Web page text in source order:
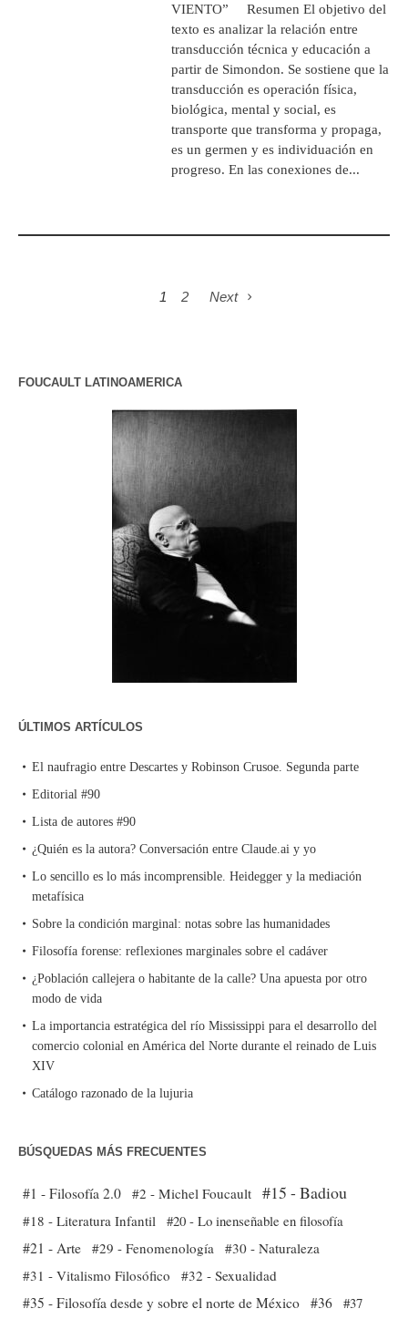
VIENTO” Resumen El objetivo del
texto es analizar la relación entre
transducción técnica y educación a
partir de Simondon. Se sostiene que la
transducción es operación física,
biológica, mental y social, es
transporte que transforma y propaga,
es un germen y es individuación en
progreso. En las conexiones de...
1 2 Next
FOUCAULT LATINOAMERICA
ÚLTIMOS ARTÍCULOS
El naufragio entre Descartes y Robinson Crusoe. Segunda parte
Editorial #90
Lista de autores #90
¿Quién es la autora? Conversación entre Claude.ai y yo
Lo sencillo es lo más incomprensible. Heidegger y la mediación
metafísica
Sobre la condición marginal: notas sobre las humanidades
Filosofía forense: reflexiones marginales sobre el cadáver
¿Población callejera o habitante de la calle? Una apuesta por otro
modo de vida
La importancia estratégica del río Mississippi para el desarrollo del
comercio colonial en América del Norte durante el reinado de Luis
XIV
Catálogo razonado de la lujuria
BÚSQUEDAS MÁS FRECUENTES
#1 - Filosofía 2.0 #2 - Michel Foucault #15 - Badiou
#18 - Literatura Infantil #20 - Lo inenseñable en filosofía
#21 - Arte #29 - Fenomenología
#30 - Naturaleza
#31 - Vitalismo Filosófico
#32 - Sexualidad
#35 - Filosofía desde y sobre el norte de México #36 #37